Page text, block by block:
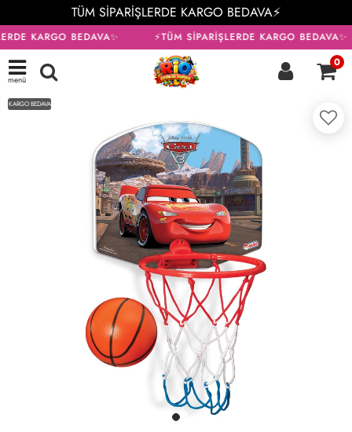
TÜM SİPARİŞLERDE KARGO BEDAVA⚡
KARGO BEDAVA✨ ⚡TÜM SİPARİŞLERDE KARGO BEDAVA✨
menü
0
KARGO BEDAVA